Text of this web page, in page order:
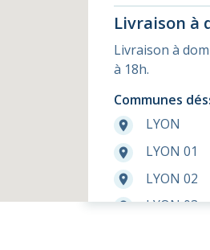
Livraison à
Livraison à
à 18h.
Communes
room LYON
room LYON 01
room LYON 02
room LYON 03